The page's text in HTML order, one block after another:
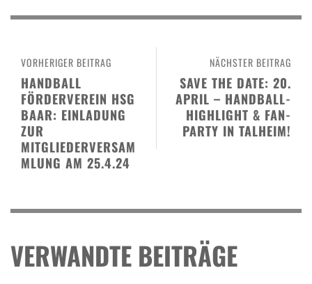
NÄCHSTER BEITRAG
SAVE THE DATE: 20.
APRIL – HANDBALL-
HIGHLIGHT & FAN-
PARTY IN TALHEIM!
VORHERIGER BEITRAG
HANDBALL
FÖRDERVEREIN HSG
BAAR: EINLADUNG
ZUR
MITGLIEDERVERSAM
MLUNG AM 25.4.24
VERWANDTE BEITRÄGE